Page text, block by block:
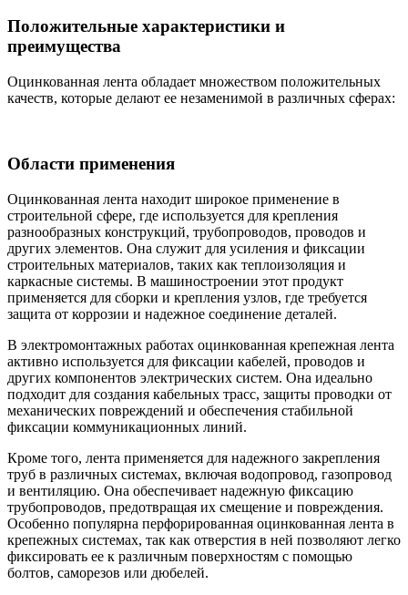
Положительные характеристики и
преимущества
Оцинкованная лента обладает множеством положительных
качеств, которые делают ее незаменимой в различных сферах:
Области применения
Оцинкованная лента находит широкое применение в
строительной сфере, где используется для крепления
разнообразных конструкций, трубопроводов, проводов и
других элементов. Она служит для усиления и фиксации
строительных материалов, таких как теплоизоляция и
каркасные системы. В машиностроении этот продукт
применяется для сборки и крепления узлов, где требуется
защита от коррозии и надежное соединение деталей.
В электромонтажных работах оцинкованная крепежная лента
активно используется для фиксации кабелей, проводов и
других компонентов электрических систем. Она идеально
подходит для создания кабельных трасс, защиты проводки от
механических повреждений и обеспечения стабильной
фиксации коммуникационных линий.
Кроме того, лента применяется для надежного закрепления
труб в различных системах, включая водопровод, газопровод
и вентиляцию. Она обеспечивает надежную фиксацию
трубопроводов, предотвращая их смещение и повреждения.
Особенно популярна перфорированная оцинкованная лента в
крепежных системах, так как отверстия в ней позволяют легко
фиксировать ее к различным поверхностям с помощью
болтов, саморезов или дюбелей.